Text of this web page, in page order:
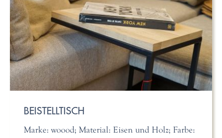
BEISTELLTISCH
Marke: woood; Material: Eisen und Holz; Farbe: